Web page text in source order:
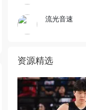
流光音速
资源精选